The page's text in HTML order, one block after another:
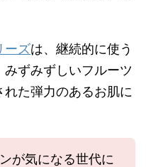
ーズは、継続的に使う
ずみずしいフルーツ
た弾力のあるお肌に
が気になる世代に